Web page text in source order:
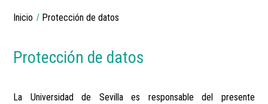
Breadcrumbs
You
Inicio Protección de datos
Protección de datos
La Universidad de Sevilla es responsable del presente